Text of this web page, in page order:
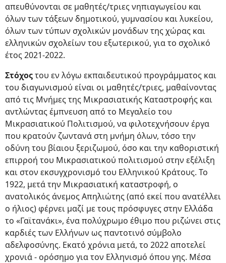
απευθύνονται σε μαθητές/τριες νηπιαγωγείου και
όλων των τάξεων δημοτικού, γυμνασίου και λυκείου,
όλων των τύπων σχολικών μονάδων της χώρας και
ελληνικών σχολείων του εξωτερικού, για το σχολικό
έτος 2021-2022.
Στόχοςτου εν λόγω εκπαιδευτικού προγράμματος και
του διαγωνισμού είναι οι μαθητές/τριες, μαθαίνοντας
από τις Μνήμες της Μικρασιατικής Καταστροφής και
αντλώντας έμπνευση από το Μεγαλείο του
Μικρασιατικού Πολιτισμού, να φιλοτεχνήσουν έργα
που κρατούν ζωντανά στη μνήμη όλων, τόσο την
οδύνη του βίαιου ξεριζωμού, όσο και την καθοριστική
επιρροή του Μικρασιατικού πολιτισμού στην εξέλιξη
και στον εκσυγχρονισμό του Ελληνικού Κράτους. Το
1922, μετά την Μικρασιατική καταστροφή, ο
ανατολικός άνεμος Απηλιώτης (από εκεί που ανατέλλει
ο ήλιος) φέρνει μαζί με τους πρόσφυγες στην Ελλάδα
το «Γαϊτανάκι», ένα πολύχρωμο έθιμο που ριζώνει στις
καρδιές των Ελλήνων ως παντοτινό σύμβολο
αδελφοσύνης. Εκατό χρόνια μετά, το 2022 αποτελεί
χρονιά - ορόσημο για τον Ελληνισμό όπου γης. Μέσα